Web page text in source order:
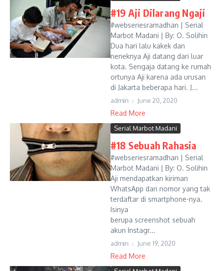
#19 Aji Dilarang Ngaji
#webseriesramadhan | Serial
Marbot Madani | By: O. Solihin
Dua hari lalu kakek dan
neneknya Aji datang dari luar
kota. Sengaja datang ke rumah
ortunya Aji karena ada urusan
di Jakarta beberapa hari. J...
admin June 20, 2020
Read More
Serial Marbot Madani
#18 Sebuah Rahasia
#webseriesramadhan | Serial
Marbot Madani | By: O. Solihin
Aji mendapatkan kiriman
WhatsApp dari nomor yang tak
terdaftar di smartphone-nya.
Isinya
berupa screenshot sebuah
akun Instagr...
admin June 19, 2020
Read More